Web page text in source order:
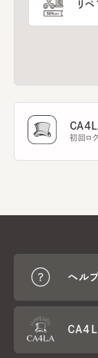
リ
初回ロ
ヘル